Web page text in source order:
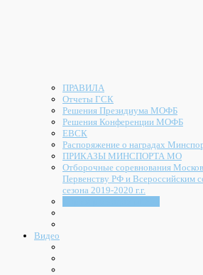
ПРАВИЛА
Отчеты ГСК
Решения Президиума МОФБ
Решения Конференции МОФБ
ЕВСК
Распоряжение о наградах
ПРИКАЗЫ МИНСПОРТА МО
Отборочные соревнования
Первенству РФ и Всероссийским
сезона 2019-2020 г.г.
Видео